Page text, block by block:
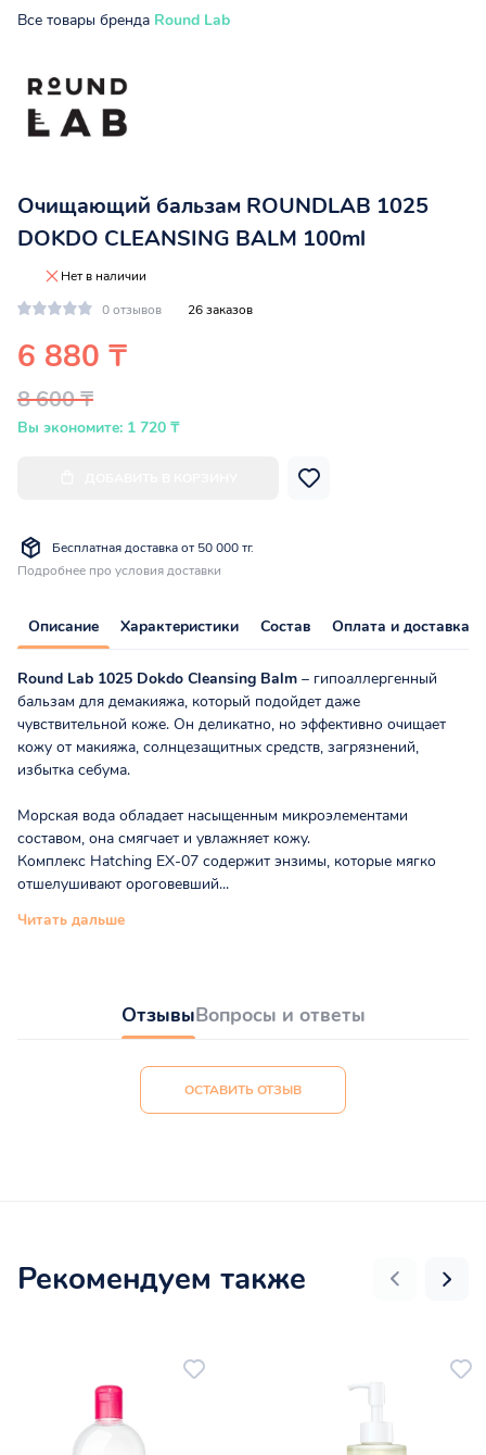
Все товары бренда Round Lab
Очищающий бальзам ROUNDLAB 1025
DOKDO CLEANSING BALM 100ml
Нет в наличии
0 отзывов
26 заказов
6 880 ₸
8 600 ₸
Вы экономите: 1 720 ₸
Бесплатная доставка от 50 000 тг.
Подробнее про условия доставки
Описание Характеристики Состав Оплата и доставка
Round Lab 1025 Dokdo Cleansing Balm – гипоаллергенный
бальзам для демакияжа, который подойдет даже
чувствительной коже. Он деликатно, но эффективно очищает
кожу от макияжа, солнцезащитных средств, загрязнений,
избытка себума.
Морская вода обладает насыщенным микроэлементами
составом, она смягчает и увлажняет кожу.
Комплекс Hatching EX-07 содержит энзимы, которые мягко
отшелушивают ороговевший...
Читать дальше
ОтзывыВопросы и ответы
ОСТАВИТЬ ОТЗЫВ
Рекомендуем также